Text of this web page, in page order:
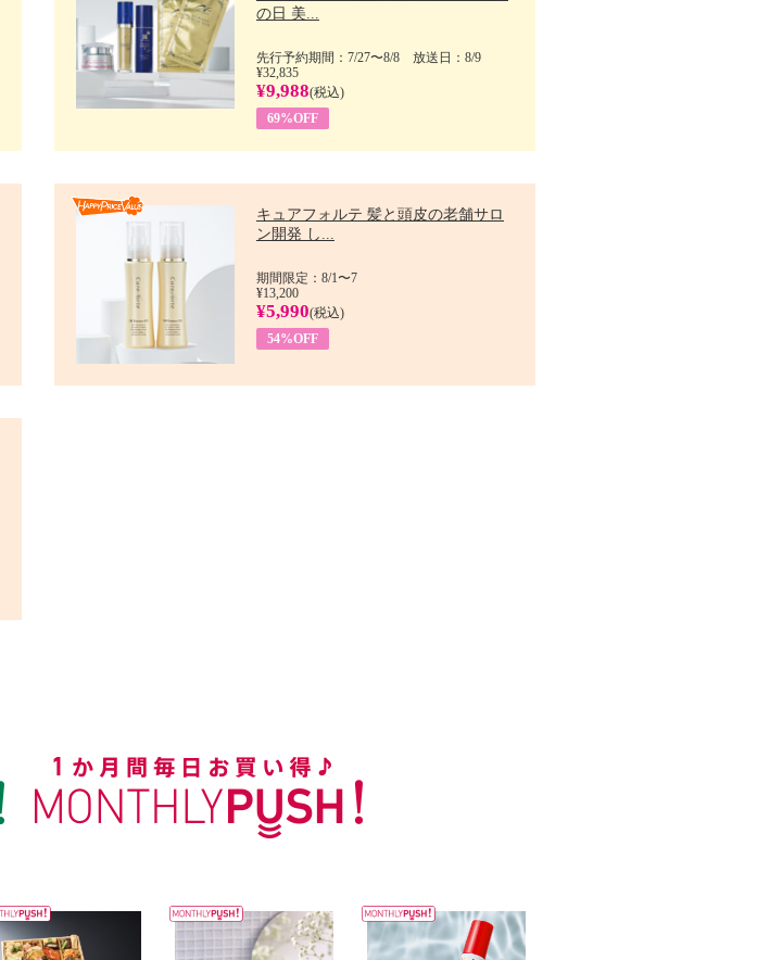
の日 美...
先行予約期間：7/27〜8/8 放送日：8/9
¥32,835
¥9,988(税込)
69%OFF
キュアフォルテ 髪と頭皮の老舗サロ
ン開発 し...
期間限定：8/1〜7
¥13,200
¥5,990(税込)
54%OFF